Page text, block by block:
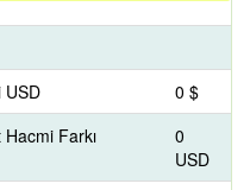
USD
0 $
Farkı
0
USD